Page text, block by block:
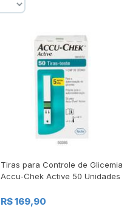
Tiras para Controle de Glicemia
Accu-Chek Active 50 Unidades
R$ 169,90